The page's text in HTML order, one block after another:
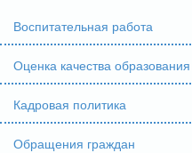
Воспитательная работа
Оценка качества образования
Кадровая политика
Обращения граждан